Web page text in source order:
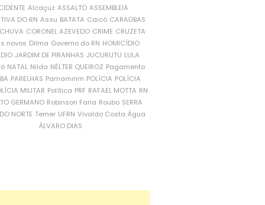
Alcaçuz ASSALTO ASSEMBLEIA
DO RN Assu BATATA Caicó CARAÚBAS
CORONEL AZEVEDO CRIME CRUZETA
novos Dilma Governo do RN HOMICÍDIO
JARDIM DE PIRANHAS JUCURUTU LULA
NATAL Nilda NÉLTER QUEIROZ Pagamento
PARELHAS Parnamirim POLÍCIA POLÍCIA
MILITAR Política PRF RAFAEL MOTTA RN
GERMANO Robinson Faria Roubo SERRA
NORTE Temer UFRN Vivaldo Costa Água
ÁLVARO DIAS